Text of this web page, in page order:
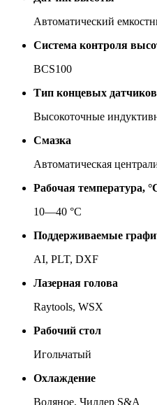
Ав­то­ма­ти­че­ский
Система контроля
BCS100
Тип концевых датчиков
Вы­со­ко­точ­ные
Смазка
Ав­то­ма­ти­че­ская
Рабочая температура,
10—40 °C
Поддерживаемые
AI, PLT, DXF
Лазерная голова
Raytools, WSX
Рабочий стол
Иголь­ча­тый
Охлаждение
Во­дя­ное, Чил­лер S&A